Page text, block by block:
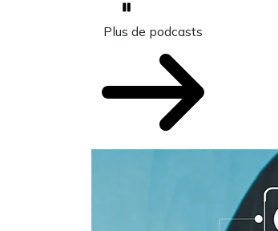
Plus de podcasts